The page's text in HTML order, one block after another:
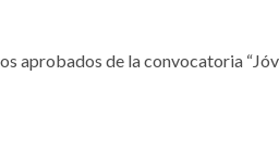
aprobados de la convocatoria